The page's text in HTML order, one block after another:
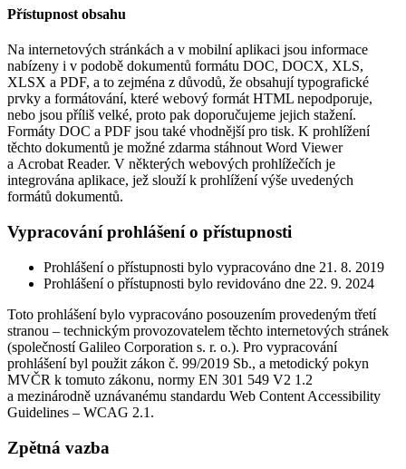
Přístupnost obsahu
Na internetových stránkách a v mobilní aplikaci jsou informace
nabízeny i v podobě dokumentů formátu DOC, DOCX, XLS,
XLSX a PDF, a to zejména z důvodů, že obsahují typografické
prvky a formátování, které webový formát HTML nepodporuje,
nebo jsou příliš velké, proto pak doporučujeme jejich stažení.
Formáty DOC a PDF jsou také vhodnější pro tisk. K prohlížení
těchto dokumentů je možné zdarma stáhnout Word Viewer
a Acrobat Reader. V některých webových prohlížečích je
integrována aplikace, jež slouží k prohlížení výše uvedených
formátů dokumentů.
Vypracování prohlášení o přístupnosti
Prohlášení o přístupnosti bylo vypracováno dne 21. 8. 2019
Prohlášení o přístupnosti bylo revidováno dne 22. 9. 2024
Toto prohlášení bylo vypracováno posouzením provedeným třetí
stranou – technickým provozovatelem těchto internetových stránek
(společností Galileo Corporation s. r. o.). Pro vypracování
prohlášení byl použit zákon č. 99/2019 Sb., a metodický pokyn
MVČR k tomuto zákonu, normy EN 301 549 V2 1.2
a mezinárodně uznávanému standardu Web Content Accessibility
Guidelines – WCAG 2.1.
Zpětná vazba